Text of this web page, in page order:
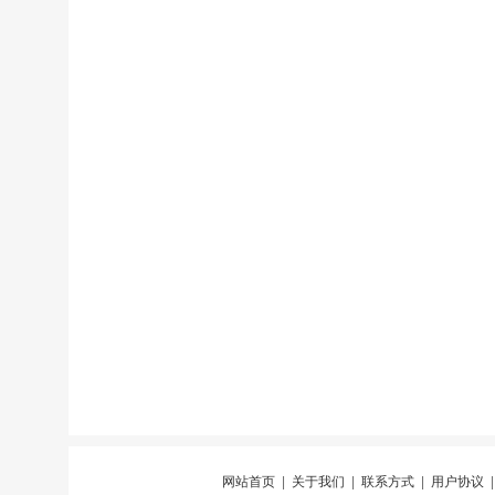
网站首页| 关于我们 联系方式| 用户协议